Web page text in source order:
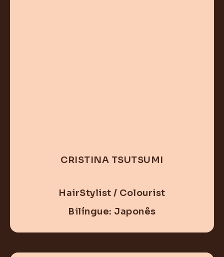
CRISTINA TSUTSUMI
HairStylist / Colourist
Bilíngue: Japonês